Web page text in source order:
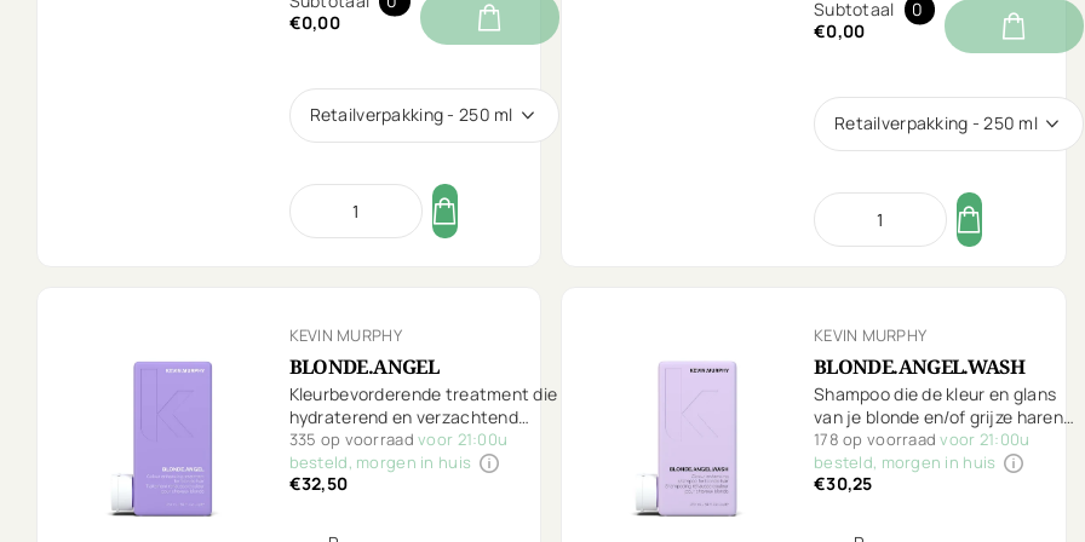
€0,00
Retailverpakking - 250 ml
Subtotaal
0
€0,00
Retailverpakking - 250 ml
KEVIN MURPHY
BLONDE.ANGEL
Kleurbevorderende treatment die
hydraterend en verzachtend
werkt voor je highlights, blond
en/of grijs haar.
335 op voorraadvoor 21:00u
besteld, morgen in huis
€32,50
KEVIN MURPHY
BLONDE.ANGEL.WASH
Shampoo die de kleur en glans
van je blonde en/of grijze haren
vernieuwt.
178 op voorraadvoor 21:00u
besteld, morgen in huis
€30,25